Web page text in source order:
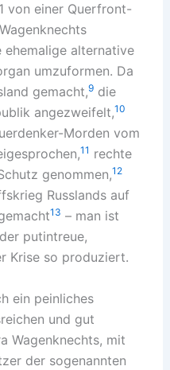
von einer Querfront-
ehemalige alternative
umzuformen. Da
gemacht,9die
angezweifelt,10
Morden vom
11 rechte
genommen,12
Russlands auf
13 – man ist
putintreue,
Krise so produziert.
ein peinliches
und gut
Wagenknechts, mit
der sogenannten